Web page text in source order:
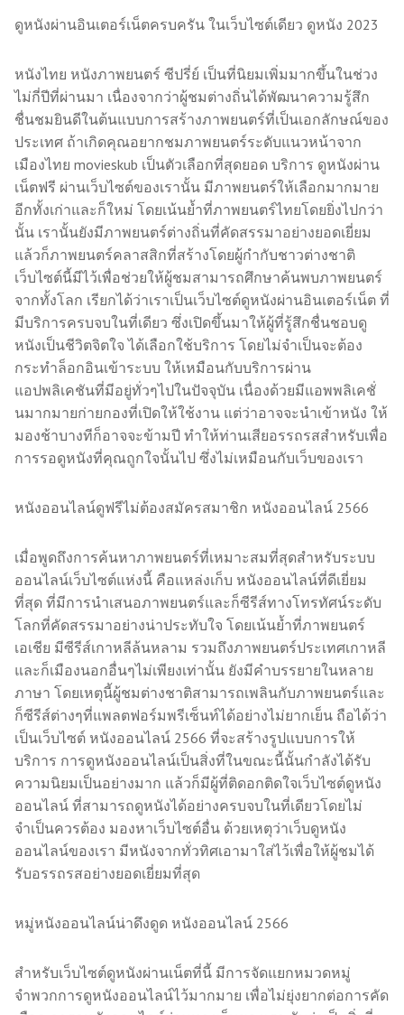
ดูหนังผ่านอินเตอร์เน็ตครบครัน ในเว็บไซต์เดียว ดูหนัง 2023
หนังไทย หนังภาพยนตร์ ซีปรี่ย์ เป็นที่นิยมเพิ่มมากขึ้นในช่วง
ไม่กี่ปีที่ผ่านมา เนื่องจากว่าผู้ชมต่างถิ่นได้พัฒนาความรู้สึก
ชื่นชมยินดีในต้นแบบการสร้างภาพยนตร์ที่เป็นเอกลักษณ์ของ
ประเทศ ถ้าเกิดคุณอยากชมภาพยนตร์ระดับแนวหน้าจาก
เมืองไทย movieskub เป็นตัวเลือกที่สุดยอด บริการ ดูหนังผ่าน
เน็ตฟรี ผ่านเว็บไซต์ของเรานั้น มีภาพยนตร์ให้เลือกมากมาย
อีกทั้งเก่าและก็ใหม่ โดยเน้นย้ำที่ภาพยนตร์ไทยโดยยิ่งไปกว่า
นั้น เรานั้นยังมีภาพยนตร์ต่างถิ่นที่คัดสรรมาอย่างยอดเยี่ยม
แล้วก็ภาพยนตร์คลาสสิกที่สร้างโดยผู้กำกับชาวต่างชาติ
เว็บไซต์นี้มีไว้เพื่อช่วยให้ผู้ชมสามารถศึกษาค้นพบภาพยนตร์
จากทั้งโลก เรียกได้ว่าเราเป็นเว็บไซต์ดูหนังผ่านอินเตอร์เน็ต ที่
มีบริการครบจบในที่เดียว ซึ่งเปิดขึ้นมาให้ผู้ที่รู้สึกชื่นชอบดู
หนังเป็นชีวิตจิตใจ ได้เลือกใช้บริการ โดยไม่จำเป็นจะต้อง
กระทำล็อกอินเข้าระบบ ให้เหมือนกับบริการผ่าน
แอปพลิเคชันที่มีอยู่ทั่วๆไปในปัจจุบัน เนื่องด้วยมีแอพพลิเคชั่
นมากมายก่ายกองที่เปิดให้ใช้งาน แต่ว่าอาจจะนำเข้าหนัง ให้
มองช้าบางทีก็อาจจะข้ามปี ทำให้ท่านเสียอรรถรสสำหรับเพื่อ
การรอดูหนังที่คุณถูกใจนั้นไป ซึ่งไม่เหมือนกับเว็บของเรา
หนังออนไลน์ดูฟรีไม่ต้องสมัครสมาชิก หนังออนไลน์ 2566
เมื่อพูดถึงการค้นหาภาพยนตร์ที่เหมาะสมที่สุดสำหรับระบบ
ออนไลน์เว็บไซต์แห่งนี้ คือแหล่งเก็บ หนังออนไลน์ที่ดีเยี่ยม
ที่สุด ที่มีการนำเสนอภาพยนตร์และก็ซีรีส์ทางโทรทัศน์ระดับ
โลกที่คัดสรรมาอย่างน่าประทับใจ โดยเน้นย้ำที่ภาพยนตร์
เอเชีย มีซีรีส์เกาหลีล้นหลาม รวมถึงภาพยนตร์ประเทศเกาหลี
และก็เมืองนอกอื่นๆไม่เพียงเท่านั้น ยังมีคำบรรยายในหลาย
ภาษา โดยเหตุนี้ผู้ชมต่างชาติสามารถเพลินกับภาพยนตร์และ
ก็ซีรีส์ต่างๆที่แพลตฟอร์มพรีเซ็นท์ได้อย่างไม่ยากเย็น ถือได้ว่า
เป็นเว็บไซต์ หนังออนไลน์ 2566 ที่จะสร้างรูปแบบการให้
บริการ การดูหนังออนไลน์เป็นสิ่งที่ในขณะนี้นั้นกำลังได้รับ
ความนิยมเป็นอย่างมาก แล้วก็มีผู้ที่ติดอกติดใจเว็บไซต์ดูหนัง
ออนไลน์ ที่สามารถดูหนังได้อย่างครบจบในที่เดียวโดยไม่
จำเป็นควรต้อง มองหาเว็บไซต์อื่น ด้วยเหตุว่าเว็บดูหนัง
ออนไลน์ของเรา มีหนังจากทั่วทิศเอามาใส่ไว้เพื่อให้ผู้ชมได้
รับอรรถรสอย่างยอดเยี่ยมที่สุด
หมู่หนังออนไลน์น่าดึงดูด หนังออนไลน์ 2566
สำหรับเว็บไซต์ดูหนังผ่านเน็ตที่นี้ มีการจัดแยกหมวดหมู่
จำพวกการดูหนังออนไลน์ไว้มากมาย เพื่อไม่ยุ่งยากต่อการคัด